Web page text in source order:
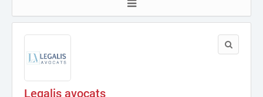
Legalis avocats